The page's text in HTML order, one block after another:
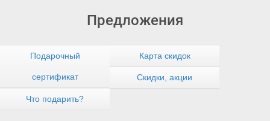
Предложения
Подарочный
сертификат
Карта скидок
Скидки, акции
Что подарить?